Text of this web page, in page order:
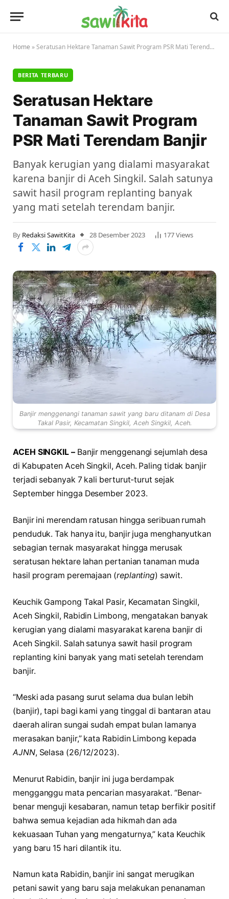
Home »Seratusan Hektare Tanaman Sawit Program PSR Mati Terendam Banjir
BERITA TERBARU
Seratusan Hektare
Tanaman Sawit Program
PSR Mati Terendam Banjir
Banyak kerugian yang dialami masyarakat
karena banjir di Aceh Singkil. Salah satunya
sawit hasil program replanting banyak
yang mati setelah terendam banjir.
By Redaksi SawitKita 28 Desember 2023 177Views
Banjir menggenangi tanaman sawit yang baru ditanam di Desa
Takal Pasir, Kecamatan Singkil, Aceh Singkil, Aceh.
ACEH SINGKIL –Banjir menggenangi sejumlah desa
di Kabupaten Aceh Singkil, Aceh. Paling tidak banjir
terjadi sebanyak 7 kali berturut-turut sejak
September hingga Desember 2023.
Banjir ini merendam ratusan hingga seribuan rumah
penduduk. Tak hanya itu, banjir juga menghanyutkan
sebagian ternak masyarakat hingga merusak
seratusan hektare lahan pertanian tanaman muda
hasil program peremajaan (replanting) sawit.
Keuchik Gampong Takal Pasir, Kecamatan Singkil,
Aceh Singkil, Rabidin Limbong, mengatakan banyak
kerugian yang dialami masyarakat karena banjir di
Aceh Singkil. Salah satunya sawit hasil program
replanting kini banyak yang mati setelah terendam
banjir.
“Meski ada pasang surut selama dua bulan lebih
(banjir), tapi bagi kami yang tinggal di bantaran atau
daerah aliran sungai sudah empat bulan lamanya
merasakan banjir,” kata Rabidin Limbong kepada
AJNN, Selasa (26/12/2023).
Menurut Rabidin, banjir ini juga berdampak
mengganggu mata pencarian masyarakat. “Benar-
benar menguji kesabaran, namun tetap berfikir positif
bahwa semua kejadian ada hikmah dan ada
kekuasaan Tuhan yang mengaturnya,” kata Keuchik
yang baru 15 hari dilantik itu.
Namun kata Rabidin, banjir ini sangat merugikan
petani sawit yang baru saja melakukan penanaman